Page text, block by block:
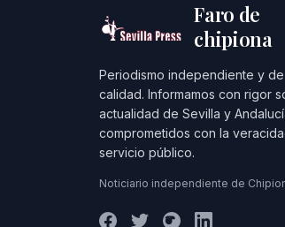
Faro de
chipiona
Periodismo independiente y de
calidad. Informamos con rigor
actualidad de Sevilla y
comprometidos con la
servicio público.
Noticiario independiente de